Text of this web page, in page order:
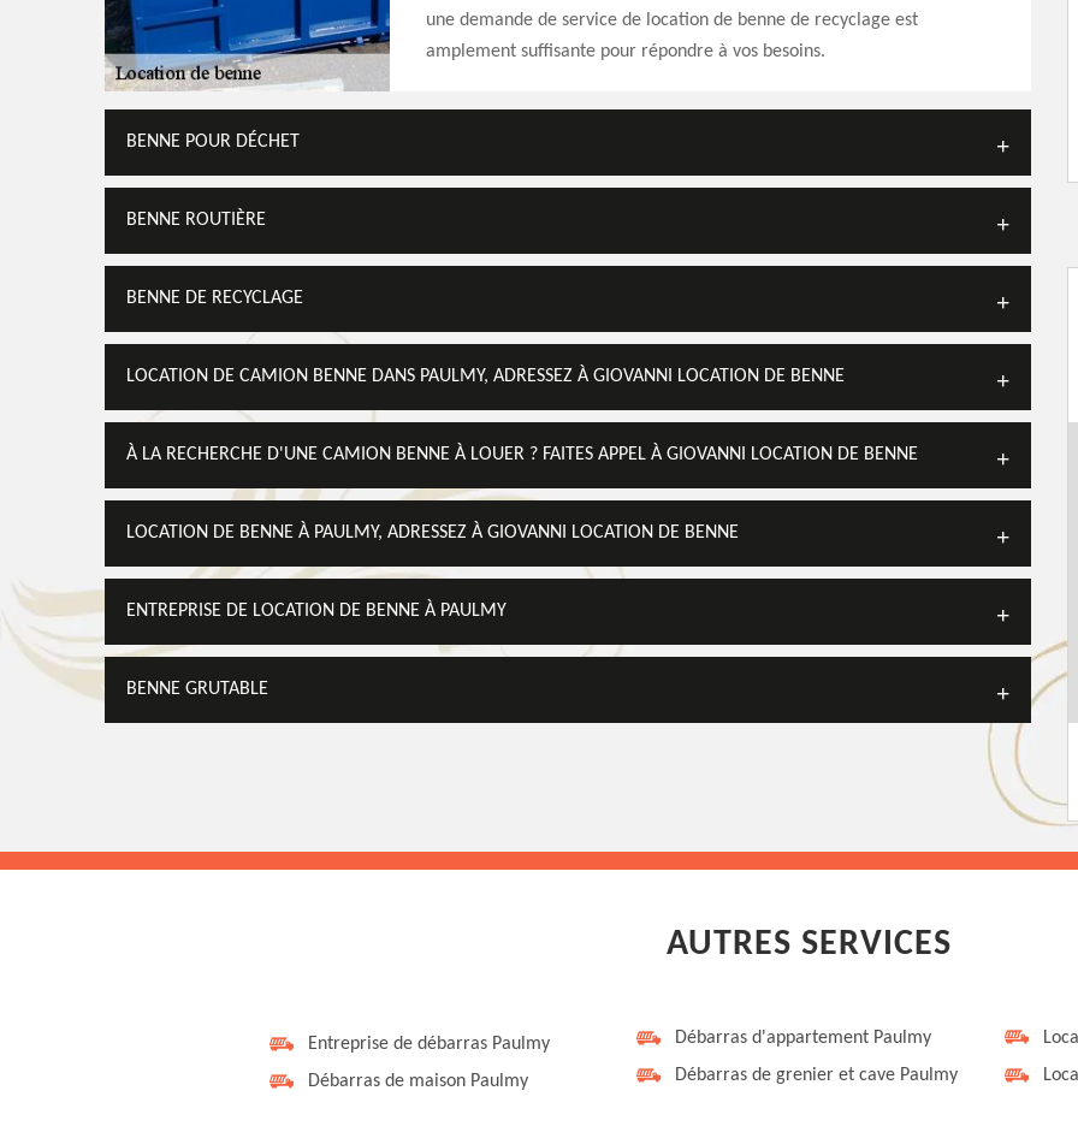
une demande de service de location de benne de recyclage est
amplement suffisante pour répondre à vos besoins.
BENNE POUR DÉCHET
BENNE ROUTIÈRE
BENNE DE RECYCLAGE
LOCATION DE CAMION BENNE DANS PAULMY, ADRESSEZ À GIOVANNI LOCATION DE BENNE
À LA RECHERCHE D'UNE CAMION BENNE À LOUER ? FAITES APPEL À GIOVANNI LOCATION DE BENNE
LOCATION DE BENNE À PAULMY, ADRESSEZ À GIOVANNI LOCATION DE BENNE
ENTREPRISE DE LOCATION DE BENNE À PAULMY
BENNE GRUTABLE
AUTRES SERVICES
Entreprise de débarras Paulmy
Débarras de maison Paulmy
Débarras d'appartement Paulmy
Débarras de grenier et cave Paulmy